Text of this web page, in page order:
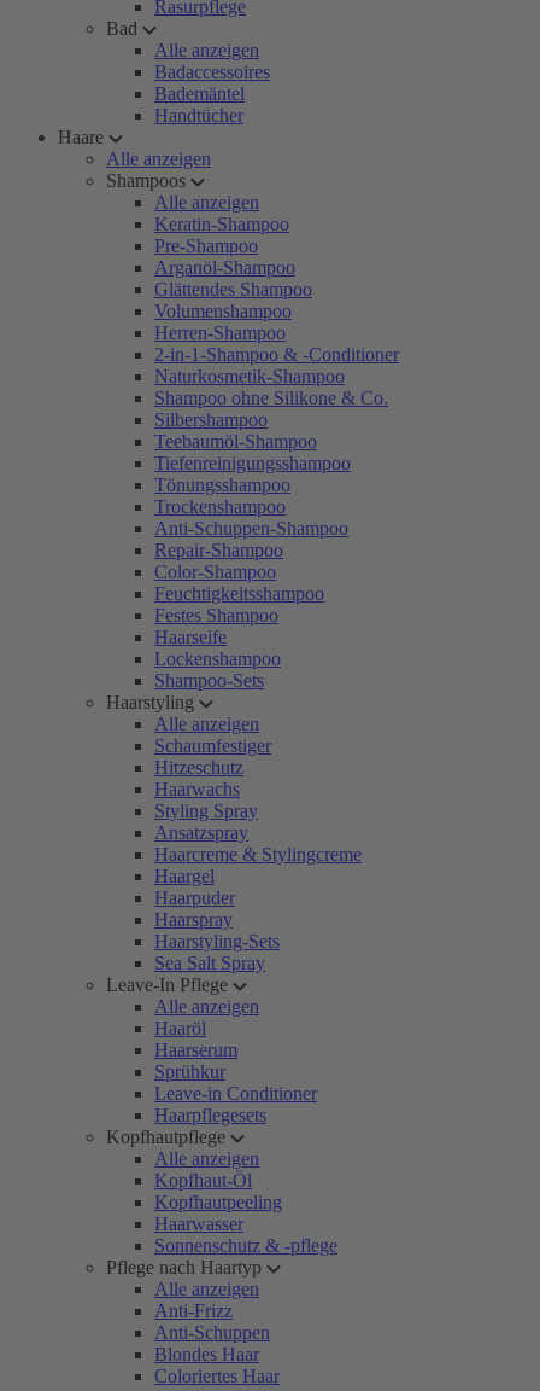
Rasurpflege
Bad
Alle anzeigen
Badaccessoires
Bademäntel
Handtücher
Haare
Alle anzeigen
Shampoos
Alle anzeigen
Keratin-Shampoo
Pre-Shampoo
Arganöl-Shampoo
Glättendes Shampoo
Volumenshampoo
Herren-Shampoo
2-in-1-Shampoo & -Conditioner
Naturkosmetik-Shampoo
Shampoo ohne Silikone & Co.
Silbershampoo
Teebaumöl-Shampoo
Tiefenreinigungsshampoo
Tönungsshampoo
Trockenshampoo
Anti-Schuppen-Shampoo
Repair-Shampoo
Color-Shampoo
Feuchtigkeitsshampoo
Festes Shampoo
Haarseife
Lockenshampoo
Shampoo-Sets
Haarstyling
Alle anzeigen
Schaumfestiger
Hitzeschutz
Haarwachs
Styling Spray
Ansatzspray
Haarcreme & Stylingcreme
Haargel
Haarpuder
Haarspray
Haarstyling-Sets
Sea Salt Spray
Leave-In Pflege
Alle anzeigen
Haaröl
Haarserum
Sprühkur
Leave-in Conditioner
Haarpflegesets
Kopfhautpflege
Alle anzeigen
Kopfhaut-Öl
Kopfhautpeeling
Haarwasser
Sonnenschutz & -pflege
Pflege nach Haartyp
Alle anzeigen
Anti-Frizz
Anti-Schuppen
Blondes Haar
Coloriertes Haar